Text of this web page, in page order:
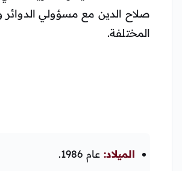
صلاح الدين مع مسؤولي
المختلفة.
الميلاد: عام 1986.